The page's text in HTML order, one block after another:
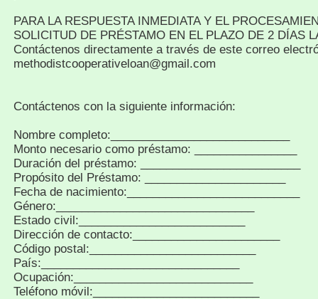
PARA LA RESPUESTA INMEDIATA Y EL
SOLICITUD DE PRÉSTAMO EN EL PLAZO DE 2 DÍAS
Contáctenos directamente a través de este correo
methodistcooperativeloan@gmail.com
Contáctenos con la siguiente información:
Nombre completo:____________________________
Monto necesario como préstamo: ________________
Duración del préstamo: _________________________
Propósito del Préstamo: ______________________
Fecha de nacimiento:___________________________
Género:_______________________________
Estado civil:__________________________
Dirección de contacto:_______________________
Código postal:__________________________
País:_______________________________
Ocupación:____________________________
Teléfono móvil:__________________________